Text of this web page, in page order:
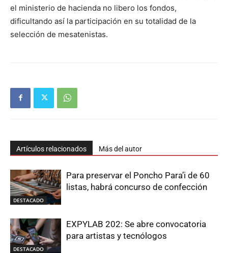
el ministerio de hacienda no libero los fondos,
dificultando así la participación en su totalidad de la
selección de mesatenistas.
Artículos relacionados Más del autor
DESTACADO
Para preservar el Poncho Para’i de 60
listas, habrá concurso de confección
DESTACADO
EXPYLAB 202: Se abre convocatoria
para artistas y tecnólogos